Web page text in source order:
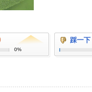
0%
踩一下